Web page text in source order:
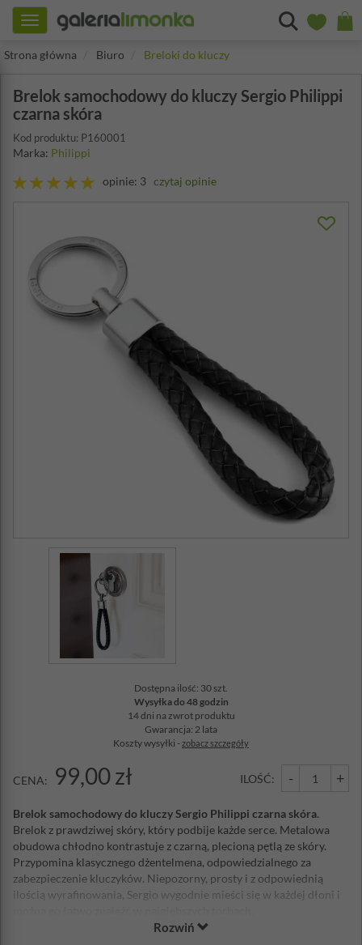
Toggle
navigation
Strona główna
Biuro Breloki do kluczy
Brelok samochodowy do kluczy Sergio Philippi
czarna skóra
Kod produktu: P160001
Marka: Philippi
opinie: 3 czytaj opinie
Dostępna ilość: 30 szt.
Wysyłka do 48 godzin
14 dni na zwrot produktu
Gwarancja: 2 lata
Koszty wysyłki -zobacz szczegóły
CENA: 99,00 zł ILOŚĆ: - +
Brelok samochodowy do kluczy Sergio Philippi czarna skóra.
Brelok z prawdziwej skóry, który podbije każde serce. Metalowa
obudowa chłodno kontrastuje z czarną, plecioną pętlą ze skóry.
Przypomina klasycznego dżentelmena, odpowiedzialnego za
zabezpieczenie kluczyków. Niepozorny, prosty i z odpowiednią
ilością wyrafinowania, Sergio wygodnie mieści się w każdej dłoni i
Rozwiń